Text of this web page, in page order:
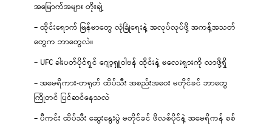
အမြောက်အများ တိုးချဲ့
– ထိုင်းရောက် မြန်မာတွေ လုံခြုံရေးနဲ့ အလုပ်လုပ်ဖို့ အကန့်အသတ်
တွေက ဘာတွေလဲ။
– UFC ခါးပတ်ပိုင်ရှင် ဂျော့ရှူဝါဗန် ထိုင်းနဲ့ မလေးရှားကို လာဖို့ရှိ
– အမေရိကား-တရုတ် ထိပ်သီး အစည်းအဝေး မတိုင်ခင် ဘာတွေ
ကြိုတင် ပြင်ဆင်နေသလဲ
– ပီကင်း ထိပ်သီး ဆွေးနွေးပွဲ မတိုင်ခင် ဖိလစ်ပိုင်နဲ့ အမေရိကန် စစ်